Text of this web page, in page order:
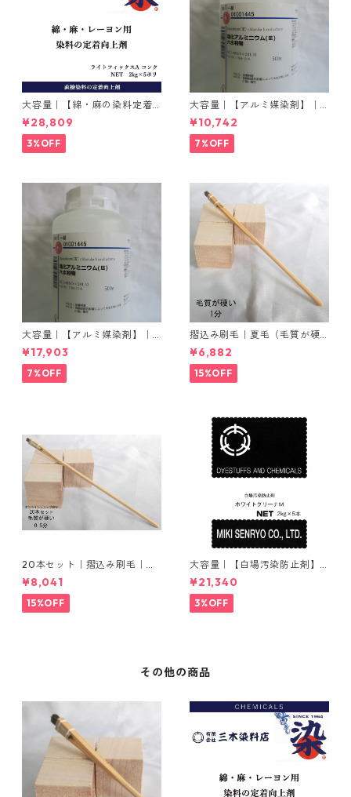
大容量｜【綿・麻の染料定着
向上剤】｜2kg×5本｜ライト
フィックスAコンク
¥28,809
3%OFF
大容量｜【アルミ媒染剤】｜5
00g−3本入り｜塩化アルミニ
ウム
¥10,742
7%OFF
大容量｜【アルミ媒染剤】｜5
00g−5本入り｜塩化アルミニ
ウム
¥17,903
7%OFF
摺込み刷毛｜夏毛（毛質が硬
い）1分｜16本入り＊1セット
¥6,882
15%OFF
20本セット｜摺込み刷毛｜夏
毛（毛質が硬い）0.5分
¥8,041
15%OFF
大容量｜【白場汚染防止剤】
｜2kg×5本｜ホワイトクリー
ナＭ
¥21,340
3%OFF
その他の商品